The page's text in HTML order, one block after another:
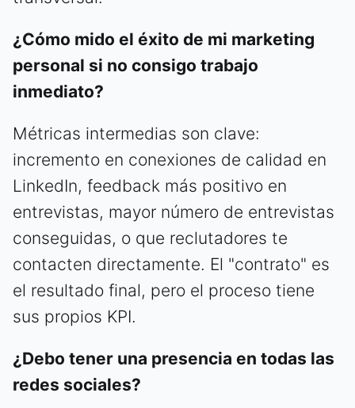
¿Cómo mido el éxito de mi marketing
personal si no consigo trabajo
inmediato?
Métricas intermedias son clave:
incremento en conexiones de calidad en
LinkedIn, feedback más positivo en
entrevistas, mayor número de entrevistas
conseguidas, o que reclutadores te
contacten directamente. El "contrato" es
el resultado final, pero el proceso tiene
sus propios KPI.
¿Debo tener una presencia en todas las
redes sociales?